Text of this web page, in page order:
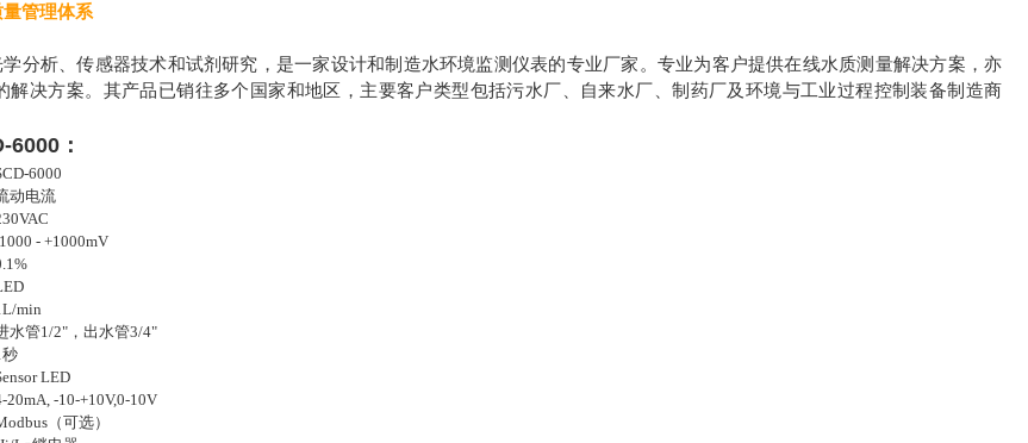
管理体系
分析、传感器技术和试剂研究，是一家设计和制造水环境监测仪表的专业厂家。专业为客户提供在线水质测量解决方案，亦
解决方案。其产品已销往多个国家和地区，主要客户类型包括污水厂、自来水厂、制药厂及环境与工业过程控制装备制造商
6000：
6000
动电流
- +1000mV
min
水管1/2"，出水管3/4"
秒
LED
20mA, -10-+10V,0-10V
（可选）